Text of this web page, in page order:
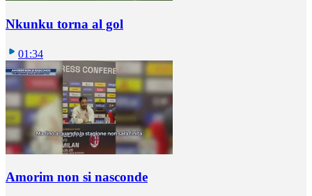
Nkunku torna al gol
01:34
Amorim non si nasconde